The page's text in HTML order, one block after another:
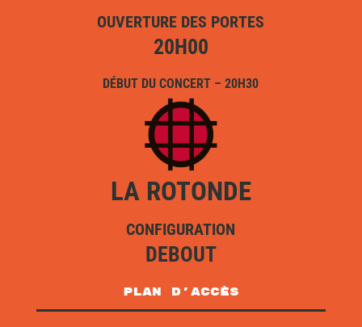
OUVERTURE DES PORTES
20H00
DÉBUT DU CONCERT – 20H30
LA ROTONDE
CONFIGURATION
DEBOUT
plan d'accès